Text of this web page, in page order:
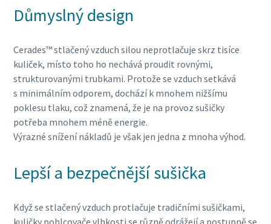
Důmyslný design
Cerades™ stlačený vzduch silou neprotlačuje skrz tisíce
kuliček, místo toho ho nechává proudit rovnými,
strukturovanými trubkami. Protože se vzduch setkává
s minimálním odporem, dochází k mnohem nižšímu
poklesu tlaku, což znamená, že je na provoz sušičky
potřeba mnohem méně energie.
Výrazné snížení nákladů je však jen jedna z mnoha výhod.
Lepší a bezpečnější sušička
Když se stlačený vzduch protlačuje tradičními sušičkami,
kuličky pohlcovače vlhkosti se různě odrážejí a postupně se